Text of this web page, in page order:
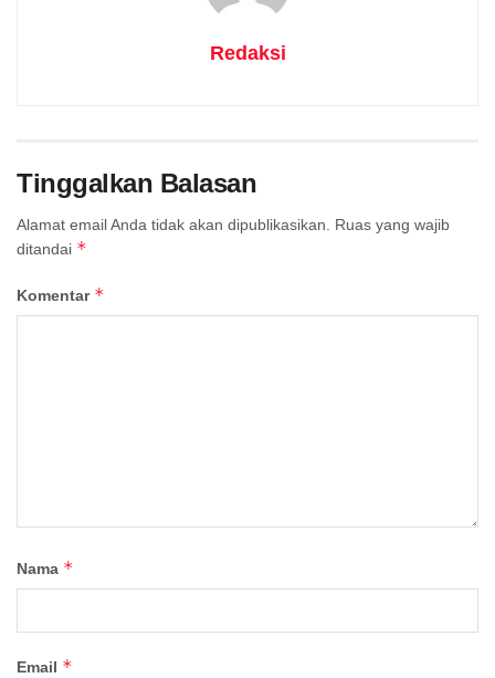
Redaksi
Tinggalkan Balasan
Alamat email Anda tidak akan dipublikasikan.
Ruas yang wajib
ditandai *
Komentar *
Nama *
Email *